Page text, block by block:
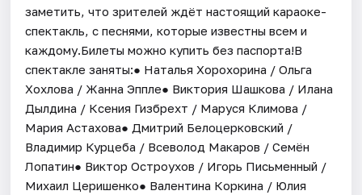
заметить, что зрителей ждёт настоящий караоке-
спектакль, с песнями, которые известны всем и
каждому.Билеты можно купить без паспорта!В
спектакле заняты:● Наталья Хорохорина / Ольга
Хохлова / Жанна Эппле● Виктория Шашкова / Илана
Дылдина / Ксения Гизбрехт / Маруся Климова /
Мария Астахова● Дмитрий Белоцерковский /
Владимир Курцеба / Всеволод Макаров / Семён
Лопатин● Виктор Остроухов / Игорь Письменный /
Михаил Церишенко● Валентина Коркина / Юлия